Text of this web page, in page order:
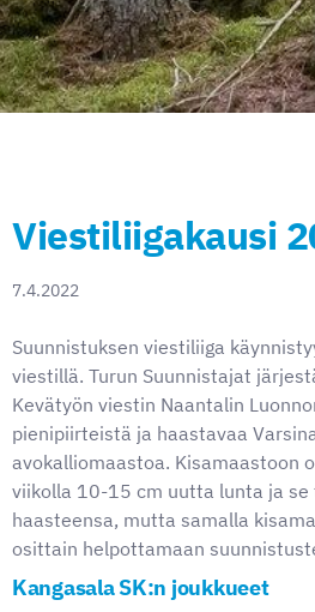
Viestiliigakausi
7.4.2022
Suunnistuksen viestiliiga
viestillä. Turun Suunnistajat
Kevätyön viestin Naantalin
pienipiirteistä ja haastavaa
avokalliomaastoa. Kisamaastoon
viikolla 10-15 cm uutta lunta ja se
haasteensa, mutta samalla
osittain helpottamaan
Kangasala SK:n joukkueet